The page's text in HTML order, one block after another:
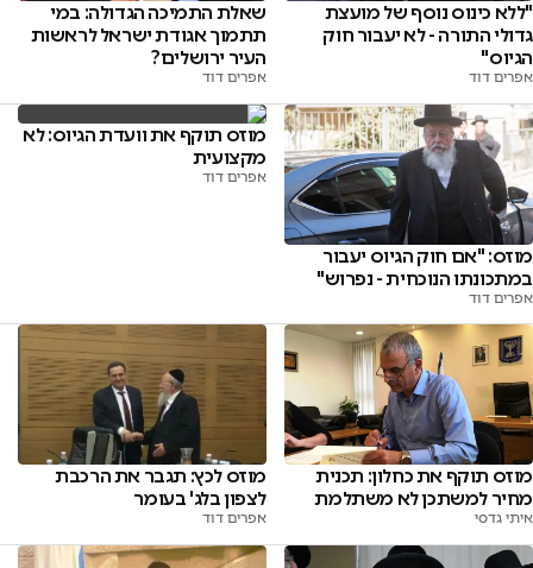
"ללא כינוס נוסף של מועצת
גדולי התורה - לא יעבור חוק
הגיוס"
אפרים דוד
שאלת התמיכה הגדולה: במי
תתמוך אגודת ישראל לראשות
העיר ירושלים?
אפרים דוד
מוזס: "אם חוק הגיוס יעבור
במתכונתו הנוכחית - נפרוש"
אפרים דוד
מוזס תוקף את וועדת הגיוס: לא
מקצועית
אפרים דוד
מוזס תוקף את כחלון: תכנית
מחיר למשתכן לא משתלמת
איתי גדסי
מוזס לכץ: תגבר את הרכבת
לצפון בלג' בעומר
אפרים דוד